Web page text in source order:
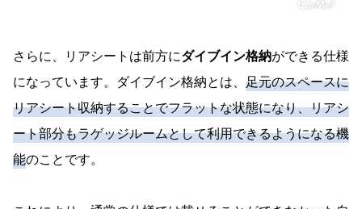
さらに、リアシートは前方にダイブイン格納ができる仕様
になっています。ダイブイン格納とは、 足元のスペースに
リアシート収納することでフラットな状態になり、リアシ
ート部分もラゲッジルームとして利用できるようになる機
能のことです。